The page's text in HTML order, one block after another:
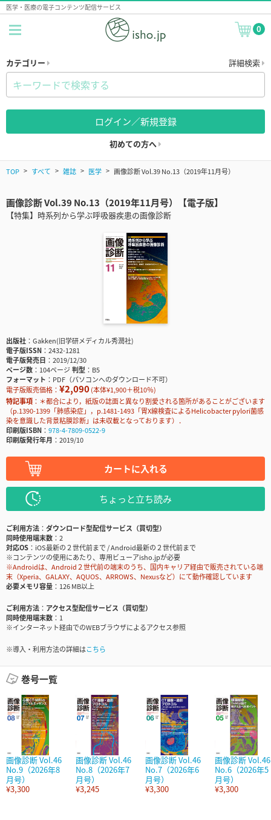
医学・医療の電子コンテンツ配信サービス
0
カテゴリー 詳細検索
ログイン／新規登録
初めての方へ
TOP すべて 雑誌 医学 画像診断 Vol.39 No.13（2019年11月号）
画像診断 Vol.39 No.13（2019年11月号）【電子版】
【特集】時系列から学ぶ呼吸器疾患の画像診断
出版社
Gakken(旧学研メディカル秀潤社)
電子版ISSN
2432-1281
電子版発売日
2019/12/30
ページ数
104ページ判型
B5
フォーマット
PDF（パソコンへのダウンロード不可）
電子版販売価格： ¥2,090(本体¥1,900＋税10％)
特記事項
＊都合により，紙版の誌面と異なり割愛される箇所があることがございます
（p.1390-1399「肺感染症」，p.1481-1493「胃X線検査によるHelicobacter pylori菌感
染を意識した背景粘膜診断」は未収載となっております）．
印刷版ISBN
978-4-7809-0522-9
印刷版発行年月
2019/10
カートに入れる
ちょっと立ち読み
ご利用方法
ダウンロード型配信サービス（買切型）
同時使用端末数
2
対応OS
iOS最新の２世代前まで / Android最新の２世代前まで
※コンテンツの使用にあたり、専用ビューアisho.jpが必要
※Androidは、Android２世代前の端末のうち、国内キャリア経由で販売されている端
末（Xperia、GALAXY、AQUOS、ARROWS、Nexusなど）にて動作確認しています
必要メモリ容量
126 MB以上
ご利用方法
アクセス型配信サービス（買切型）
同時使用端末数
1
※インターネット経由でのWEBブラウザによるアクセス参照
※導入・利用方法の詳細はこちら
巻号一覧
画像診断 Vol.46
No.9（2026年8
月号）
¥3,300
画像診断 Vol.46
No.8（2026年7
月号）
¥3,245
画像診断 Vol.46
No.7（2026年6
月号）
¥3,300
画像診断 Vol.46
No.6（2026年5
月号）
¥3,300